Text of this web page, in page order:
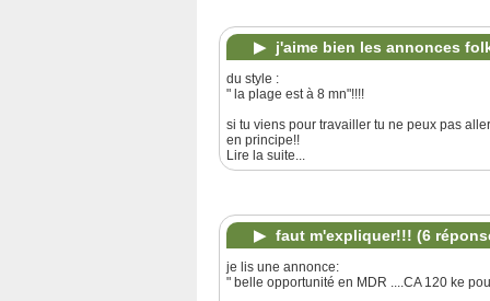
j'aime bien les annonces
du style :
" la plage est à 8 mn"!!!!
si tu viens pour travailler tu ne peux pas
en principe!!
Lire la suite...
faut m'expliquer!!! (6
je lis une annonce:
" belle opportunité en MDR ....CA 120 ke